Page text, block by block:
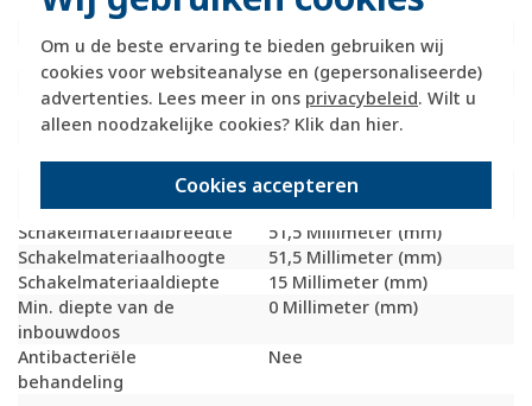
Om u de beste ervaring te bieden gebruiken wij
cookies voor websiteanalyse en (gepersonaliseerde)
advertenties. Lees meer in ons privacybeleid. Wilt u
alleen noodzakelijke cookies? Klik dan hier.
Cookies accepteren
Met stofbescherming
Nee
Slagvastheid
IK05
Incl. connectoren
Nee
Draagring
Nee
Transparant
Nee
Uitvoering oppervlakte
Glanzend
beschermingsgraad (IP)
IP20
Schakelmateriaalbreedte
51,5 Millimeter (mm)
Schakelmateriaalhoogte
51,5 Millimeter (mm)
Schakelmateriaaldiepte
15 Millimeter (mm)
Min. diepte van de
inbouwdoos
0 Millimeter (mm)
Antibacteriële
behandeling
Nee